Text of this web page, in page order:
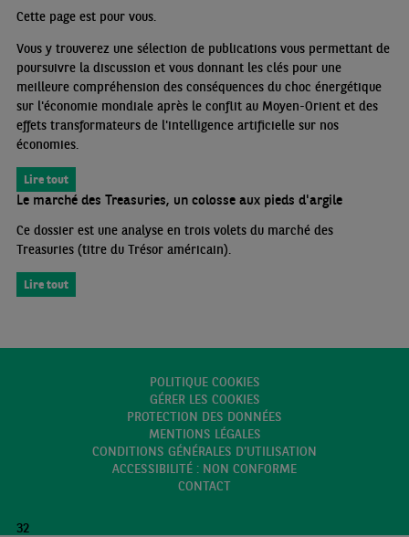
Cette page est pour vous.
Vous y trouverez une sélection de publications vous permettant de
poursuivre la discussion et vous donnant les clés pour une
meilleure compréhension des conséquences du choc énergétique
sur l'économie mondiale après le conflit au Moyen-Orient et des
effets transformateurs de l'intelligence artificielle sur nos
économies.
Lire tout
Le marché des Treasuries, un colosse aux pieds d'argile
Ce dossier est une analyse en trois volets du marché des
Treasuries (titre du Trésor américain).
Lire tout
POLITIQUE COOKIES
GÉRER LES COOKIES
PROTECTION DES DONNÉES
MENTIONS LÉGALES
CONDITIONS GÉNÉRALES D'UTILISATION
ACCESSIBILITÉ : NON CONFORME
CONTACT
32